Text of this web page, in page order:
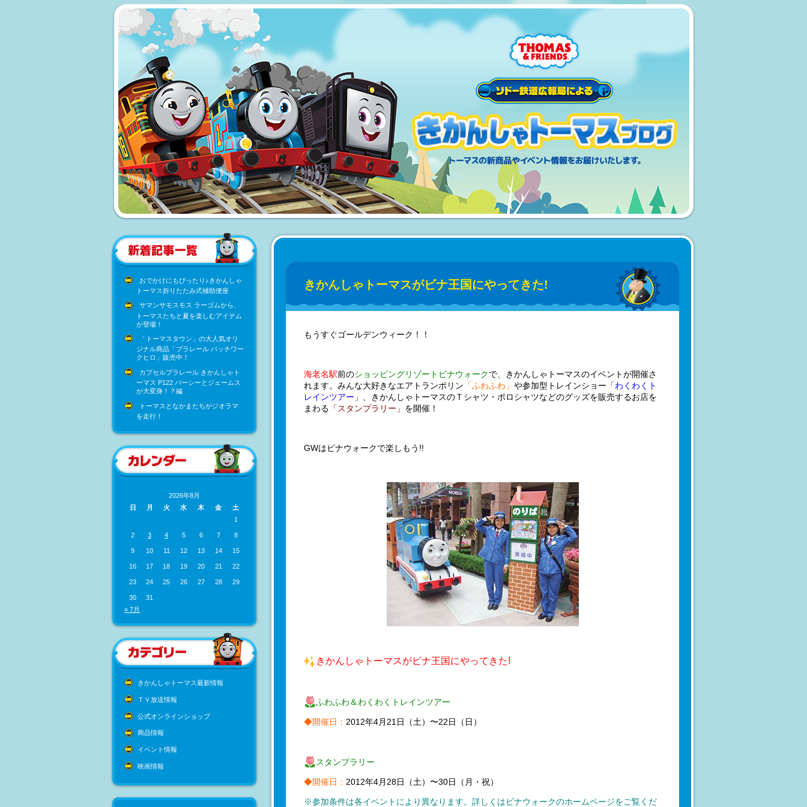
おでかけにもぴったり♪きかんしゃ
トーマス折りたたみ式補助便座
サマンサモスモス ラーゴムから、
トーマスたちと夏を楽しむアイテム
が登場！
「トーマスタウン」の大人気オリ
ジナル商品「プラレール パッチワー
クヒロ」販売中！
カプセルプラレール きかんしゃト
ーマス P122 パーシーとジェームス
が大変身！？編
トーマスとなかまたちがジオラマ
を走行！
2026年8月
日
月 火 水 木 金
土
1
2 3 4 5 6 7 8
9 10 11 12 13 14 15
16 17 18 19 20 21 22
23 24 25 26 27 28 29
30
31
« 7月
きかんしゃトーマス最新情報
ＴＶ放送情報
公式オンラインショップ
商品情報
イベント情報
映画情報
きかんしゃトーマスがビナ王国にやってきた!
もうすぐゴールデンウィーク！！
海老名駅前のショッピングリゾートビナウォークで、きかんしゃトーマスのイベントが開催さ
れます。みんな大好きなエアトランポリン 「ふわふわ」 や参加型トレインショー 「わくわくト
レインツアー」
、きかんしゃトーマスのＴシャツ・ポロシャツなどのグッズを販売するお店を
まわる 「スタンプラリー」 を開催！
GWはビナウォークで楽しもう!!
きかんしゃトーマスがビナ王国にやってきた!
ふわふわ＆わくわくトレインツアー
◆開催日： 2012年4月21日（土）〜22日（日）
スタンプラリー
◆開催日： 2012年4月28日（土）〜30日（月・祝）
※参加条件は各イベントにより異なります。詳しくはビナウォークのホームページをご覧くだ